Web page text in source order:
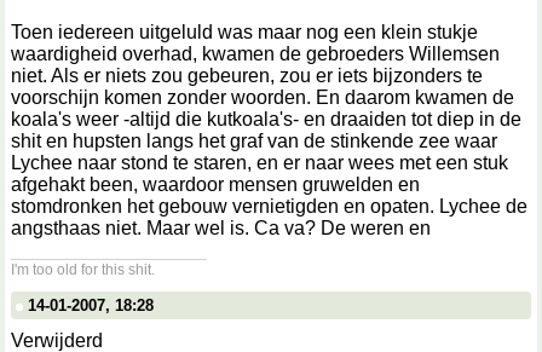
Toen iedereen uitgeluld was maar nog een klein stukje
waardigheid overhad, kwamen de gebroeders Willemsen
niet. Als er niets zou gebeuren, zou er iets bijzonders te
voorschijn komen zonder woorden. En daarom kwamen de
koala's weer -altijd die kutkoala's- en draaiden tot diep in de
shit en hupsten langs het graf van de stinkende zee waar
Lychee naar stond te staren, en er naar wees met een stuk
afgehakt been, waardoor mensen gruwelden en
stomdronken het gebouw vernietigden en opaten. Lychee de
angsthaas niet. Maar wel is. Ca va? De weren en
I'm too old for this shit.
14-01-2007, 18:28
Verwijderd